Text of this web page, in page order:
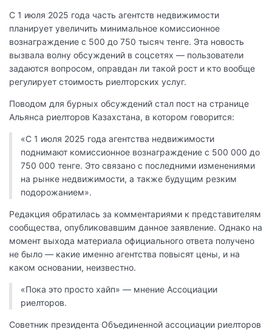
С 1 июля 2025 года часть агентств недвижимости
планирует увеличить минимальное комиссионное
вознаграждение с 500 до 750 тысяч тенге. Эта новость
вызвала волну обсуждений в соцсетях — пользователи
задаются вопросом, оправдан ли такой рост и кто вообще
регулирует стоимость риелторских услуг.
Поводом для бурных обсуждений стал пост на странице
Альянса риелторов Казахстана, в котором говорится:
«С 1 июля 2025 года агентства недвижимости
поднимают комиссионное вознаграждение с 500 000 до
750 000 тенге. Это связано с последними изменениями
на рынке недвижимости, а также будущим резким
подорожанием».
Редакция обратилась за комментариями к представителям
сообщества, опубликовавшим данное заявление. Однако на
момент выхода материала официального ответа получено
не было — какие именно агентства повысят цены, и на
каком основании, неизвестно.
«Пока это просто хайп» — мнение Ассоциации
риелторов.
Советник президента Объединенной ассоциации риелторов